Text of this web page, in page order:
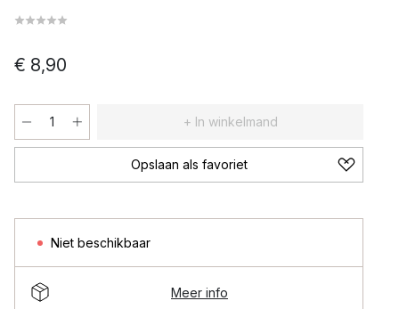
€ 8,90
+ In winkelmand
Opslaan als favoriet
Niet beschikbaar
Meer info